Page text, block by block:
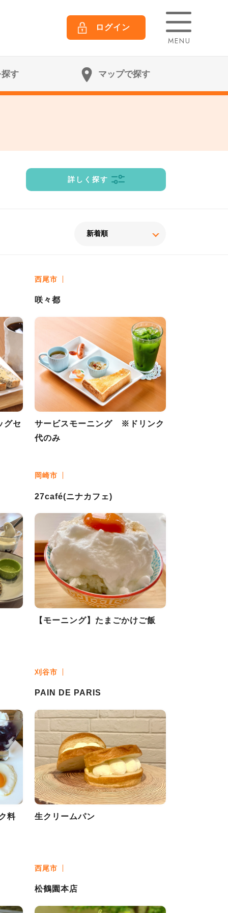
ログイン
MENU
す マップで探す
詳しく探す
グセ
西尾市
咲々都
サービスモーニング ※ドリンク
代のみ
岡崎市
27café(ニナカフェ)
【モーニング】たまごかけご飯
料
刈谷市
PAIN DE PARIS
生クリームパン
西尾市
松鶴園本店